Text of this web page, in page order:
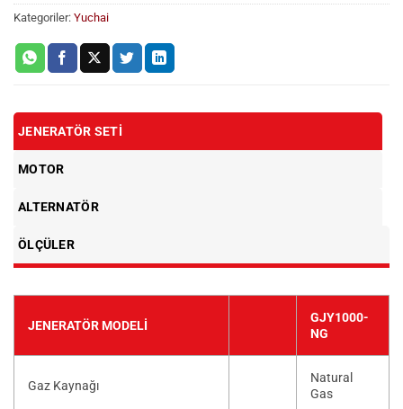
Kategoriler: Yuchai
JENERATÖR SETI
MOTOR
ALTERNATÖR
ÖLÇÜLER
JENERATÖR MODELI
GJY1000-
NG
Gaz Kaynağı
Natural
Gas